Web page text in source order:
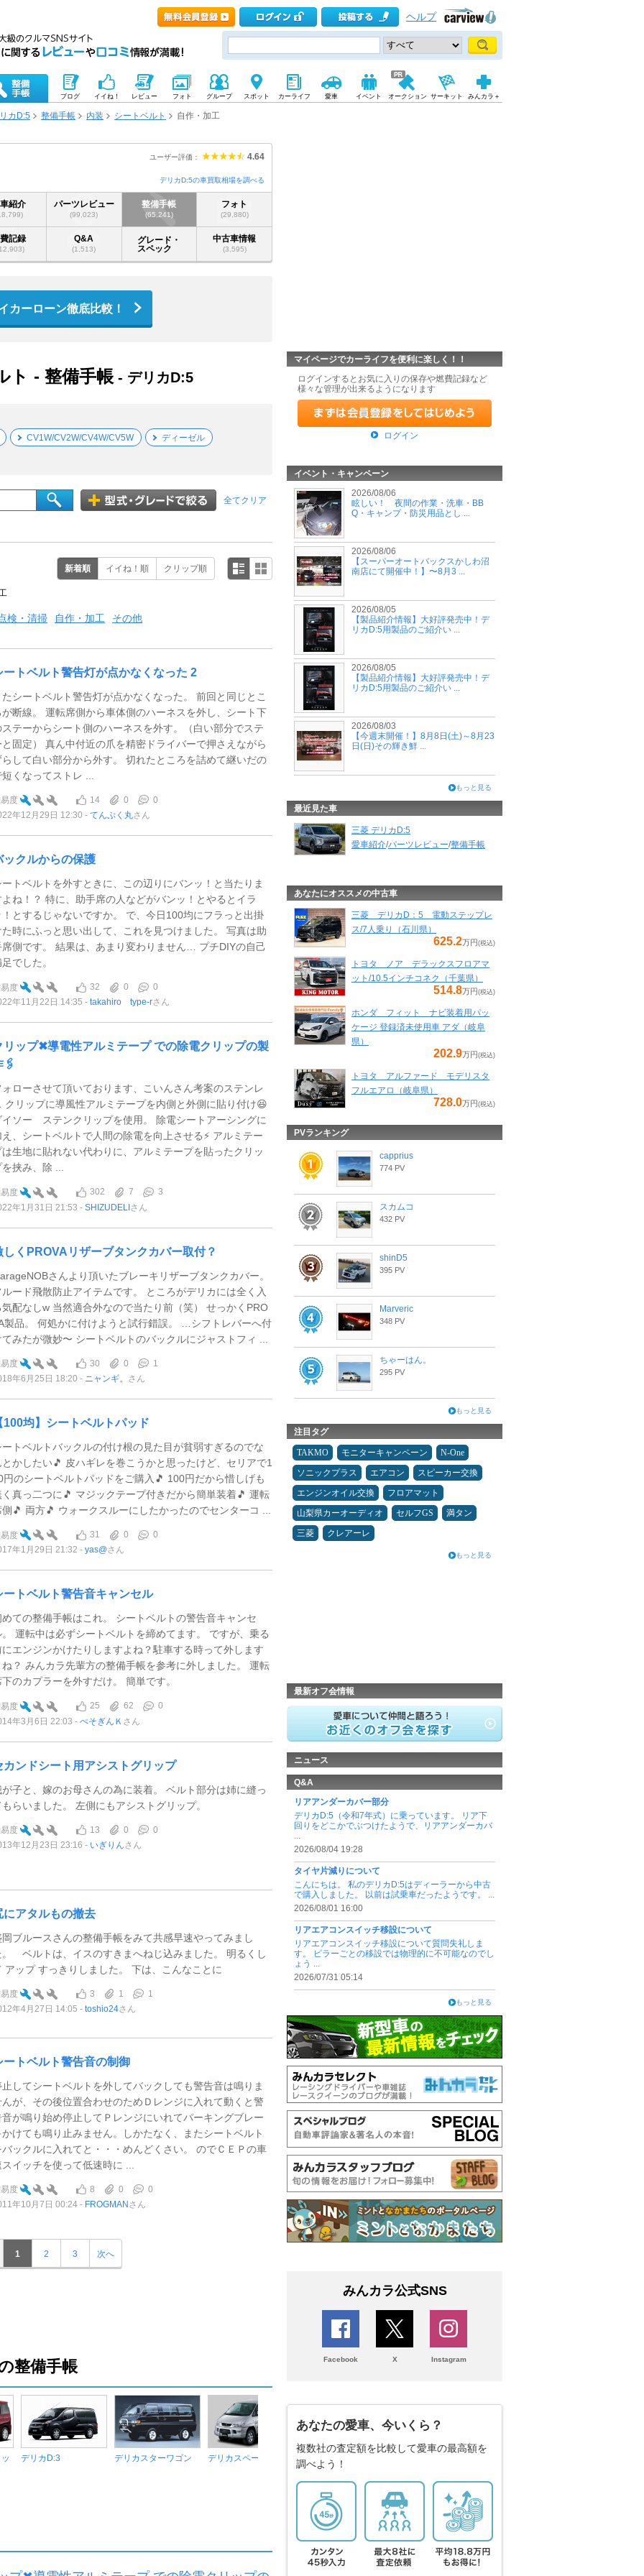
ヘルプ
ブログ イイね！ レビュー フォト グループ スポット カーライフ 愛車 イベント オークション サーキット みんカラ＋
カD:5 整備手帳 内装 シートベルト 自作・加工
ユーザー評価： 4.64
デリカD:5の車買取相場を調べる
紹介 パーツレビュー
(99,023)
整備手帳
(65,241)
フォト
(29,880)
記録 Q&A
(1,513)
グレード・
スペック
中古車情報
(3,595)
カーローン徹底比較！
ト - 整備手帳 - デリカD:5
CV1W/CV2W/CV4W/CV5W ディーゼル
全てクリア
新着順 イイね！順 クリップ順
検・清掃 自作・加工 その他
ートベルト警告灯が点かなくなった 2
たシートベルト警告灯が点かなくなった。 前回と同じとこ
が断線。 運転席側から車体側のハーネスを外し、シート下
ステーからシート側のハーネスを外す。（白い部分でステ
と固定） 真ん中付近の爪を精密ドライバーで押さえながら
らして白い部分から外す。 切れたところを詰めて継いだの
くなってストレ ...
度 14 0
0
年12月29日 12:30
てんぷく丸さん
ックルからの保護
ートベルトを外すときに、この辺りにバンッ！と当たりま
よね！？ 特に、助手席の人などがバンッ！とやるとイラ
！とするじゃないですか。 で、今日100均にフラっと出掛
た時にふっと思い出して、これを見つけました。 写真は助
席側です。 結果は、あまり変わりません… プチDIYの自己
でした。
度 32 0
0
年11月22日 14:35
takahiro type-rさん
リップ✖︎導電性アルミテープ での除電クリップの製
🖇
ォローさせて頂いております、こいんさん考案のステンレ
クリップに導風性アルミテープを内側と外側に貼り付け😆
イソー ステンクリップを使用。 除電シートアーシングに
え、シートベルトで人間の除電を向上させる⚡️ アルミテー
は生地に貼れない代わりに、アルミテープを貼ったクリッ
を挟み、除 ...
度 302 7
3
年1月31日 21:53
SHIZUDELIさん
しくPROVAリザーブタンクカバー取付？
さんより頂いたブレーキリザーブタンクカバー。
ルード飛散防止アイテムです。 ところがデリカには全く入
気配なしw 当然適合外なので当たり前（笑） せっかくPRO
製品。 何処かに付けようと試行錯誤。 …シフトレバーへ付
てみたが微妙〜 シートベルトのバックルにジャストフィ ...
度 30 0
1
年6月25日 18:20
ニャンギ。 さん
100均】シートベルトパッド
ートベルトバックルの付け根の見た目が貧弱すぎるのでな
とかしたい🎵 皮ハギレを巻こうかと思ったけど、セリアで1
円のシートベルトパッドをご購入🎵 100円だから惜しげも
く真っ二つに🎵 マジックテープ付きだから簡単装着🎵 運転
側🎵 両方🎵 ウォークスルーにしたかったのでセンターコ ...
度 31 0
0
年1月29日 21:32
yas@さん
ートベルト警告音キャンセル
めての整備手帳はこれ。 シートベルトの警告音キャンセ
。 運転中は必ずシートベルトを締めてます。 ですが、乗る
にエンジンかけたりしますよね？駐車する時って外します
ね？ みんカラ先輩方の整備手帳を参考に外しました。 運転
下のカプラーを外すだけ。 簡単です。
度 25 62
0
年3月6日 22:03
ぺそぎんＫ さん
カンドシート用アシストグリップ
が子と、嫁のお母さんの為に装着。 ベルト部分は姉に縫っ
もらいました。 左側にもアシストグリップ。
度 13 0
0
年12月23日 23:16
いぎりんさん
にアタルもの撤去
岡ブルースさんの整備手帳をみて共感早速やってみまし
。 ベルトは、イスのすきまへねじ込みました。 明るくし
アップ すっきりしました。 下は、こんなことに
度 3 1
1
年4月27日 14:05
toshio24さん
ートベルト警告音の制御
止してシートベルトを外してバックしても警告音は鳴りま
んが、その後位置合わせのためＤレンジに入れて動くと警
音が鳴り始め停止してＰレンジにいれてパーキングブレー
かけても鳴り止みません。しかたなく、またシートベルト
バックルに入れてと・・・めんどくさい。 のでＣＥＰの車
イッチを使って低速時に ...
度 8 0
0
年10月7日 00:24
FROGMAN さん
1 2 3 次へ
整備手帳
デリカD:3 デリカスターワゴン デリカスペースギア
マイページでカーライフを便利に楽しく！！
ログインするとお気に入りの保存や燃費記録など
様々な管理が出来るようになります
ログイン
イベント・キャンペーン
2026/08/06
眩しい！ 夜間の作業・洗車・BB
Q・キャンプ・防災用品とし ...
2026/08/06
【スーパーオートバックスかしわ沼
南店にて開催中！】〜8月3 ...
2026/08/05
【製品紹介情報】大好評発売中！デ
リカD:5用製品のご紹介い ...
2026/08/05
【製品紹介情報】大好評発売中！デ
リカD:5用製品のご紹介い ...
2026/08/03
【今週末開催！】8月8日(土)～8月23
日(日)その輝き鮮 ...
もっと見る
最近見た車
三菱 デリカD:5
愛車紹介/パーツレビュー/整備手帳
あなたにオススメの中古車
三菱 デリカD：5 電動ステップレ
ス/7人乗り（石川県）
625.2万円 (税込)
トヨタ ノア デラックスフロアマ
ット/10.5インチコネク（千葉県）
514.8万円 (税込)
ホンダ フィット ナビ装着用パッ
ケージ 登録済未使用車 アダ（岐阜
県）
202.9万円 (税込)
トヨタ アルファード モデリスタ
フルエアロ（岐阜県）
728.0万円 (税込)
PVランキング
capprius
774 PV
スカムコ
432 PV
shinD5
395 PV
Marveric
348 PV
ちゃーはん。
295 PV
もっと見る
注目タグ
TAKMO モニターキャンペーン
N-One
ソニックプラス
エアコン
スピーカー交換
エンジンオイル交換
フロアマット
山梨県カーオーディオ
セルフGS
満タン
三菱
クレアーレ
もっと見る
最新オフ会情報
ニュース
Q&A
リアアンダーカバー部分
デリカD:5（令和7年式）に乗っています。 リア下
回りをどこかでぶつけたようで、リアアンダーカバ
...
2026/08/04 19:28
タイヤ片減りについて
こんにちは。 私のデリカD:5はディーラーから中古
で購入しました。 以前は試乗車だったようです。 ...
2026/08/01 16:00
リアエアコンスイッチ移設について
リアエアコンスイッチ移設について質問失礼しま
す。 ピラーごとの移設では物理的に不可能なのでし
ょう ...
2026/07/31 05:14
もっと見る
みんカラ公式SNS
Facebook X Instagram
あなたの愛車、今いくら？
複数社の査定額を比較して愛車の最高額を
調べよう！